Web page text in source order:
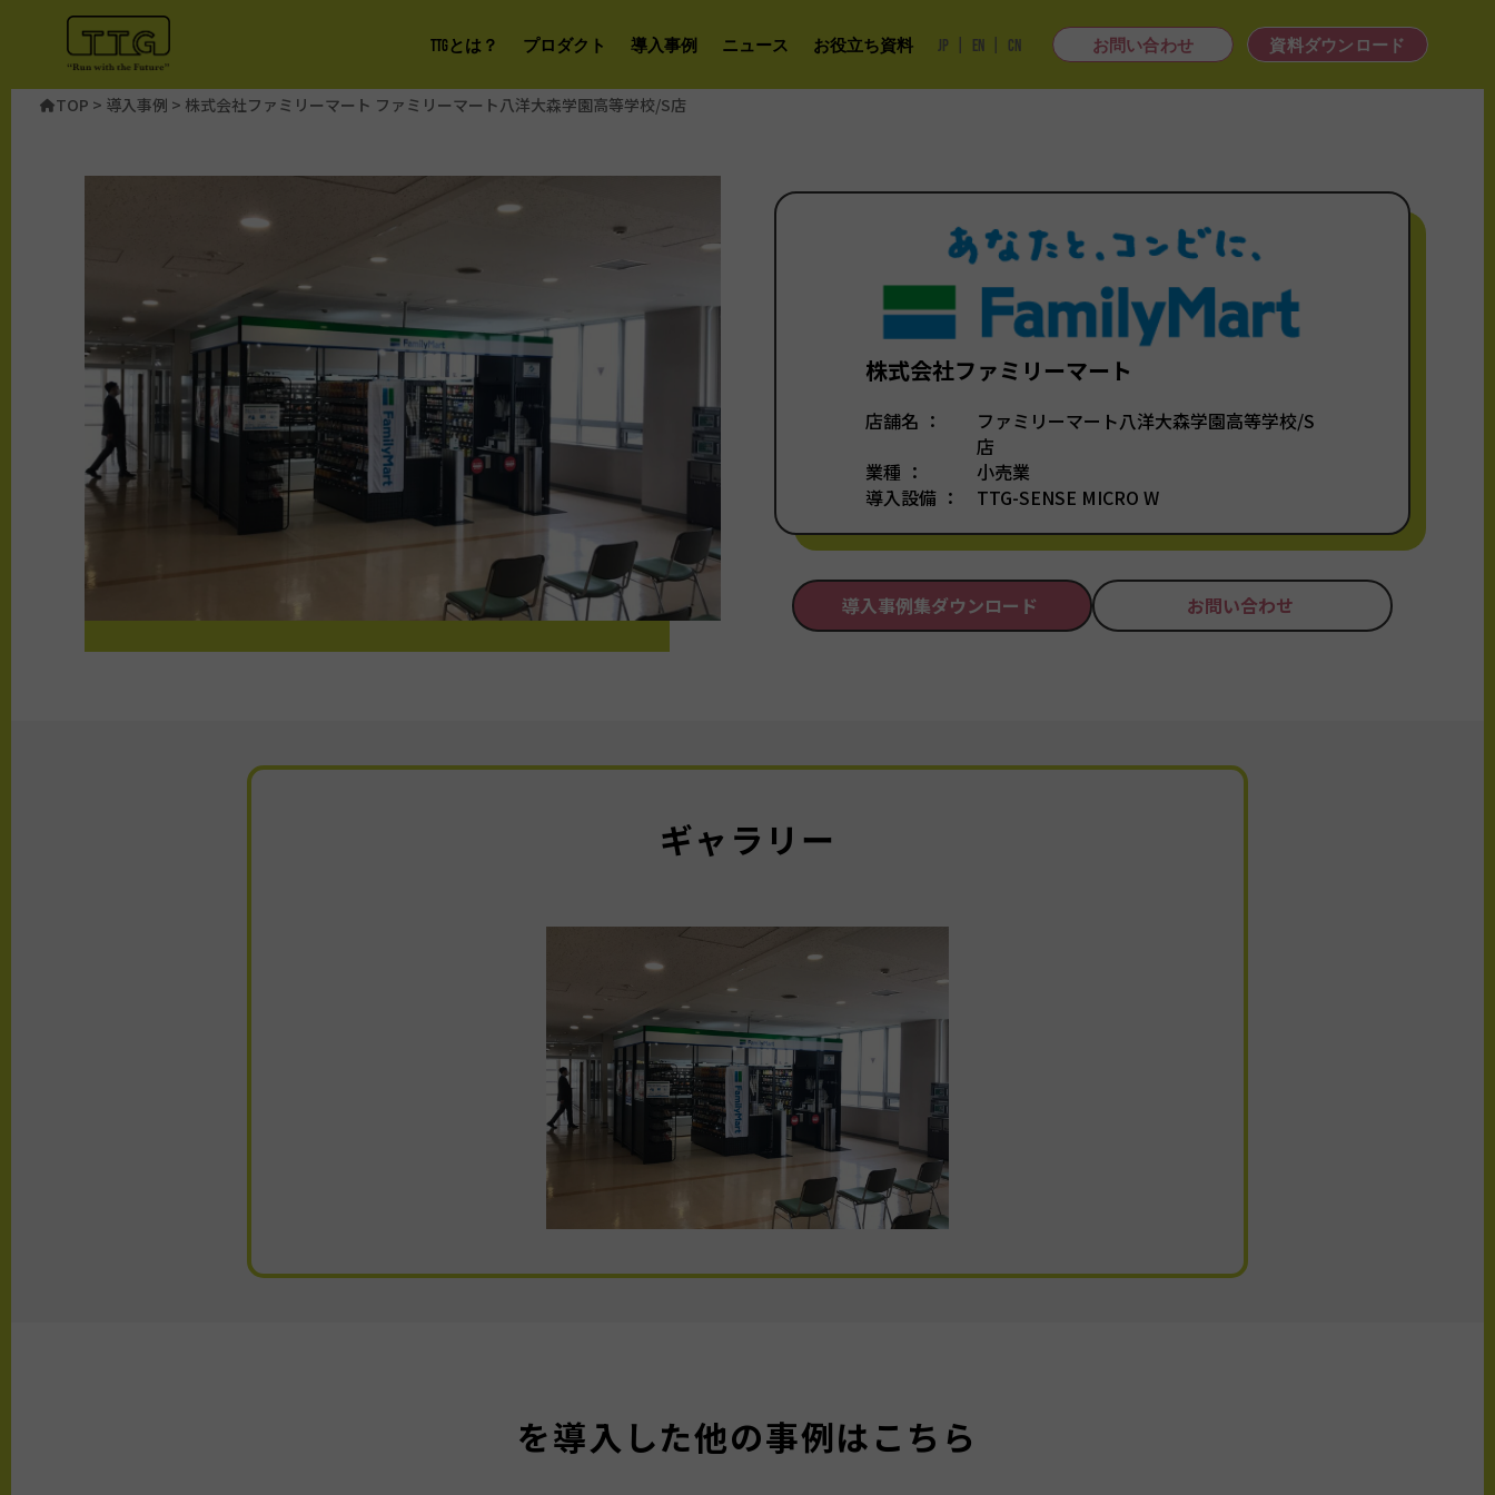
TTGとは？ プロダクト 導入事例 ニュース お役立ち資料 JP EN CN お問い合わせ 資料ダウンロード
TOP > 導入事例 > 株式会社ファミリーマート ファミリーマート八洋大森学園高等学校/S店
株式会社ファミリーマート
店舗名 ：
ファミリーマート八洋大森学園高等学校/S
店
業種 ：
小売業
導入設備 ：
TTG-SENSE MICRO W
導入事例集ダウンロード お問い合わせ
ギャラリー
を導入した他の事例はこちら